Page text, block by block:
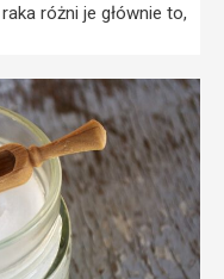
różni je głównie to,